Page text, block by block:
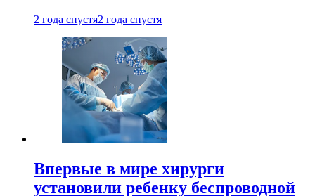
2 года спустя2 года спустя
Впервые в мире хирурги
установили ребенку беспроводной